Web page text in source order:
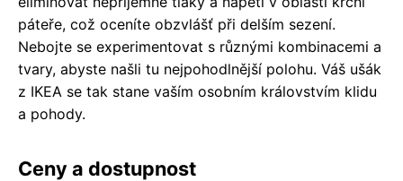
páteře, což oceníte obzvlášť při delším sezení.
Nebojte se experimentovat s různými kombinacemi a
tvary, abyste našli tu nejpohodlnější polohu. Váš ušák
z IKEA se tak stane vaším osobním královstvím klidu
a pohody.
Ceny a dostupnost